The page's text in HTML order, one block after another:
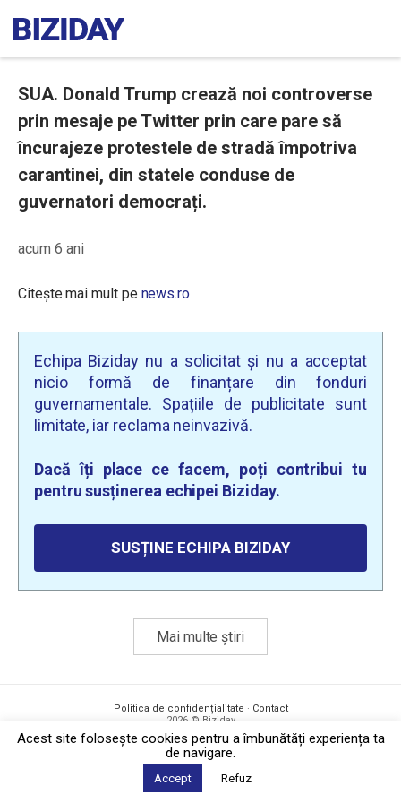
SUA. Donald Trump crează noi controverse
prin mesaje pe Twitter prin care pare să
încurajeze protestele de stradă împotriva
carantinei, din statele conduse de
guvernatori democrați.
acum 6 ani
Citește mai mult pe news.ro
Echipa Biziday nu a solicitat și nu a acceptat
nicio formă de finanțare din fonduri
guvernamentale. Spațiile de publicitate sunt
limitate, iar reclama neinvazivă.
Dacă îți place ce facem, poți contribui tu
pentru susținerea echipei Biziday.
SUSȚINE ECHIPA BIZIDAY
Mai multe știri
Politica de confidențialitate · Contact
2026 © Biziday
Acest site foloseşte cookies pentru a îmbunătăți experiența ta
de navigare.
Accept Refuz